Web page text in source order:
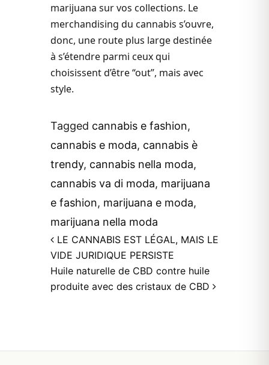
marijuana sur vos collections. Le
merchandising du cannabis s’ouvre,
donc, une route plus large destinée
à s’étendre parmi ceux qui
choisissent d’être “out”, mais avec
style.
Tagged cannabis e fashion,
cannabis e moda, cannabis è
trendy, cannabis nella moda,
cannabis va di moda, marijuana
e fashion, marijuana e moda,
marijuana nella moda
Post navigation
LE CANNABIS EST LÉGAL, MAIS LE
VIDE JURIDIQUE PERSISTE
Huile naturelle de CBD contre huile
produite avec des cristaux de CBD